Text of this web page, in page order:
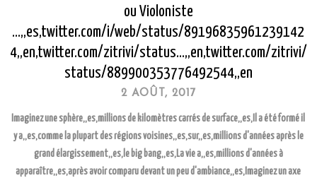
ou Violoniste
...,,es,twitter.com/i/web/status/89196835961239142
4,,en,twitter.com/zitrivi/status...,,en,twitter.com/zitrivi/
status/889900353776492544,,en
2 AOÛT, 2017
Imaginez une sphère,,es,millions de kilomètres carrés de surface,,es,Il a été formé il
y a,,es,comme la plupart des régions voisines,,es,sur,,es,millions d'années après le
grand élargissement,,es,le big bang,,es,La vie a,,es,millions d'années à
apparaître,,es,après avoir comparu devant un peu d'ambiance,,es,Imaginez un axe